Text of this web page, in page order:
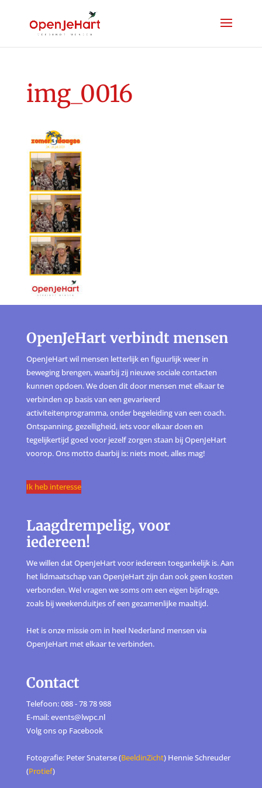
img_0016
OpenJeHart verbindt mensen
OpenJeHart wil mensen letterlijk en figuurlijk weer in
beweging brengen, waarbij zij nieuwe sociale contacten
kunnen opdoen. We doen dit door mensen met elkaar te
verbinden op basis van een gevarieerd
activiteitenprogramma, onder begeleiding van een coach.
Ontspanning, gezelligheid, iets voor elkaar doen en
tegelijkertijd goed voor jezelf zorgen staan bij OpenJeHart
voorop. Ons motto daarbij is: niets moet, alles mag!
Ik heb interesse
Laagdrempelig, voor
iedereen!
We willen dat OpenJeHart voor iedereen toegankelijk is. Aan
het lidmaatschap van OpenJeHart zijn dan ook geen kosten
verbonden. Wel vragen we soms om een eigen bijdrage,
zoals bij weekenduitjes of een gezamenlijke maaltijd.
Het is onze missie om in heel Nederland mensen via
OpenJeHart met elkaar te verbinden.
Contact
Telefoon: 088 - 78 78 988
E-mail: events@lwpc.nl
Volg ons op Facebook
Fotografie: Peter Snaterse (BeeldinZicht) Hennie Schreuder
(Protief)